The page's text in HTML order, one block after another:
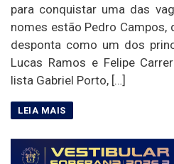
para conquistar uma das
nomes estão Pedro Campos,
desponta como um dos
Lucas Ramos e Felipe
lista Gabriel Porto, […]